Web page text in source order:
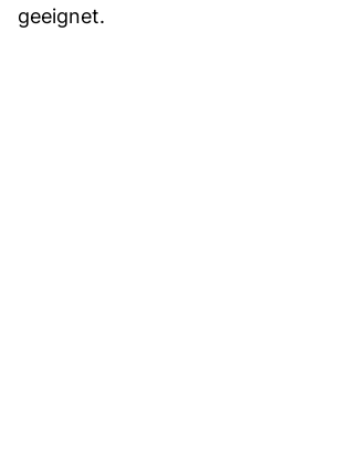
geeignet.